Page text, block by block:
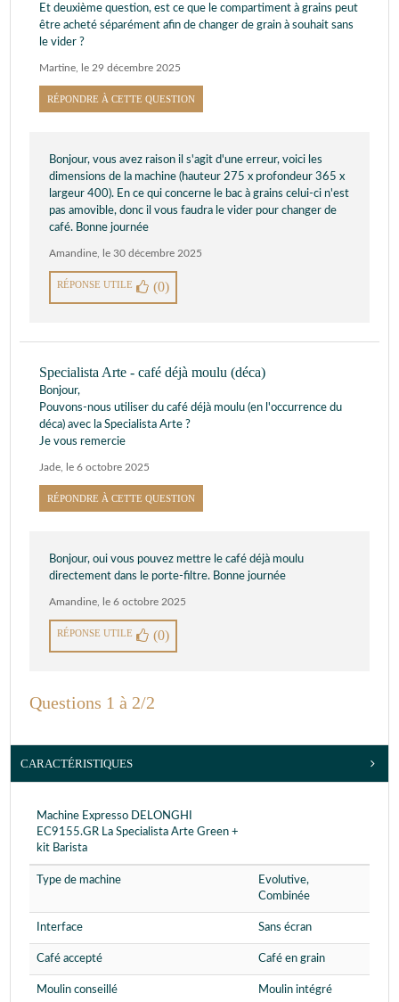
Et deuxième question, est ce que le compartiment à grains peut
être acheté séparément afin de changer de grain à souhait sans
le vider ?
Martine le 29 décembre 2025
RÉPONDRE À CETTE QUESTION
Bonjour, vous avez raison il s'agit d'une erreur, voici les
dimensions de la machine (hauteur 275 x profondeur 365 x
largeur 400). En ce qui concerne le bac à grains celui-ci n'est
pas amovible, donc il vous faudra le vider pour changer de
café. Bonne journée
Amandine le 30 décembre 2025
RÉPONSE UTILE (0)
Specialista Arte - café déjà moulu (déca)
Bonjour,
Pouvons-nous utiliser du café déjà moulu (en l'occurrence du
déca) avec la Specialista Arte ?
Je vous remercie
Jade le 6 octobre 2025
RÉPONDRE À CETTE QUESTION
Bonjour, oui vous pouvez mettre le café déjà moulu
directement dans le porte-filtre. Bonne journée
Amandine le 6 octobre 2025
RÉPONSE UTILE (0)
Questions 1 à 2/2
CARACTÉRISTIQUES
Machine Expresso DELONGHI
EC9155.GR La Specialista Arte Green +
kit Barista
Type de machine
Evolutive,
Combinée
Interface Sans écran
Café accepté Café en grain
Moulin conseillé Moulin intégré